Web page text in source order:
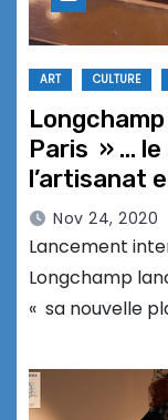
ART CULTURE
Paris » …
l’artisanat
Nov 24, 2020
Lancement
Longchamp
« sa nouvelle